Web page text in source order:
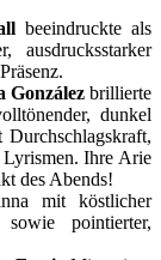
beeindruckte als
ausdrucksstarker
Gonzálezbrillierte
dunkel
Durchschlagskraft,
Lyrismen. Ihre Arie
des Abends!
mit köstlicher
sowie pointierter,